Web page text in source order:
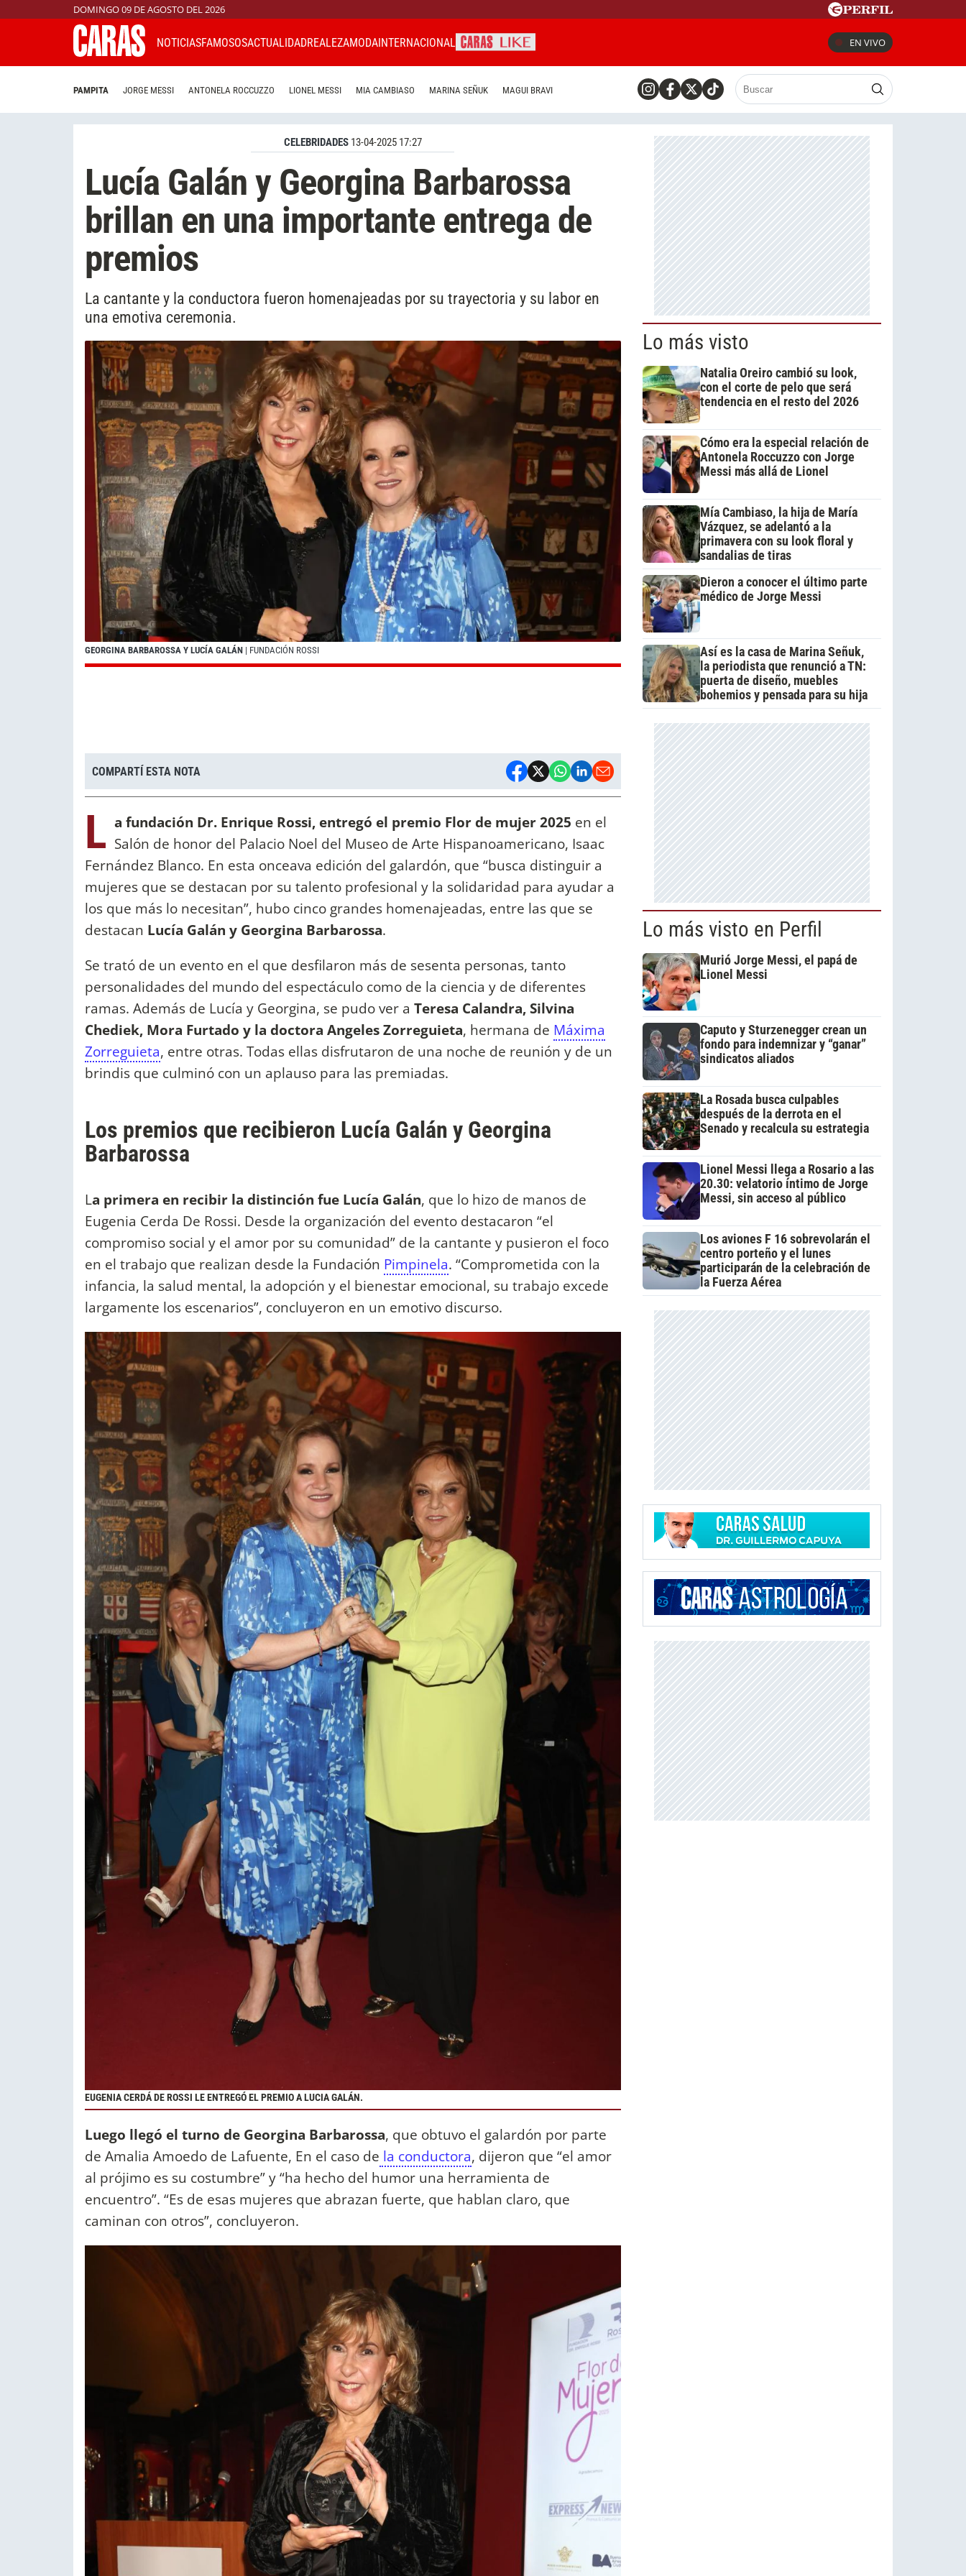
DOMINGO 09 DE AGOSTO DEL 2026
NOTICIASFAMOSOSACTUALIDADREALEZAMODAINTERNACIONAL EN VIVO
PAMPITA JORGE MESSI ANTONELA ROCCUZZO LIONEL MESSI MIA CAMBIASO MARINA SEÑUK MAGUI BRAVI
CELEBRIDADES 13-04-2025 17:27
Lucía Galán y Georgina Barbarossa
brillan en una importante entrega de
premios
La cantante y la conductora fueron homenajeadas por su trayectoria y su labor en
una emotiva ceremonia.
GEORGINA BARBAROSSA Y LUCÍA GALÁN | FUNDACIÓN ROSSI
COMPARTÍ ESTA NOTA
L a fundación Dr. Enrique Rossi, entregó el premio Flor de mujer 2025 en el
Salón de honor del Palacio Noel del Museo de Arte Hispanoamericano, Isaac
Fernández Blanco. En esta onceava edición del galardón, que “busca distinguir a
mujeres que se destacan por su talento profesional y la solidaridad para ayudar a
los que más lo necesitan”, hubo cinco grandes homenajeadas, entre las que se
destacan Lucía Galán y Georgina Barbarossa.
Se trató de un evento en el que desfilaron más de sesenta personas, tanto
personalidades del mundo del espectáculo como de la ciencia y de diferentes
ramas. Además de Lucía y Georgina, se pudo ver a Teresa Calandra, Silvina
Chediek, Mora Furtado y la doctora Angeles Zorreguieta, hermana de Máxima
Zorreguieta, entre otras. Todas ellas disfrutaron de una noche de reunión y de un
brindis que culminó con un aplauso para las premiadas.
Los premios que recibieron Lucía Galán y Georgina
Barbarossa
La primera en recibir la distinción fue Lucía Galán, que lo hizo de manos de
Eugenia Cerda De Rossi. Desde la organización del evento destacaron “el
compromiso social y el amor por su comunidad” de la cantante y pusieron el foco
en el trabajo que realizan desde la Fundación Pimpinela. “Comprometida con la
infancia, la salud mental, la adopción y el bienestar emocional, su trabajo excede
largamente los escenarios”, concluyeron en un emotivo discurso.
EUGENIA CERDÁ DE ROSSI LE ENTREGÓ EL PREMIO A LUCIA GALÁN.
Luego llegó el turno de Georgina Barbarossa, que obtuvo el galardón por parte
de Amalia Amoedo de Lafuente, En el caso de la conductora, dijeron que “el amor
al prójimo es su costumbre” y “ha hecho del humor una herramienta de
encuentro”. “Es de esas mujeres que abrazan fuerte, que hablan claro, que
caminan con otros”, concluyeron.
Lo más visto
Natalia Oreiro cambió su look,
con el corte de pelo que será
tendencia en el resto del 2026
Cómo era la especial relación de
Antonela Roccuzzo con Jorge
Messi más allá de Lionel
Mía Cambiaso, la hija de María
Vázquez, se adelantó a la
primavera con su look floral y
sandalias de tiras
Dieron a conocer el último parte
médico de Jorge Messi
Así es la casa de Marina Señuk,
la periodista que renunció a TN:
puerta de diseño, muebles
bohemios y pensada para su hija
Lo más visto en Perfil
Murió Jorge Messi, el papá de
Lionel Messi
Caputo y Sturzenegger crean un
fondo para indemnizar y “ganar”
sindicatos aliados
La Rosada busca culpables
después de la derrota en el
Senado y recalcula su estrategia
Lionel Messi llega a Rosario a las
20.30: velatorio íntimo de Jorge
Messi, sin acceso al público
Los aviones F 16 sobrevolarán el
centro porteño y el lunes
participarán de la celebración de
la Fuerza Aérea